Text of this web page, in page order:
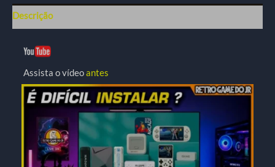
Descrição
Assista o vídeoantes